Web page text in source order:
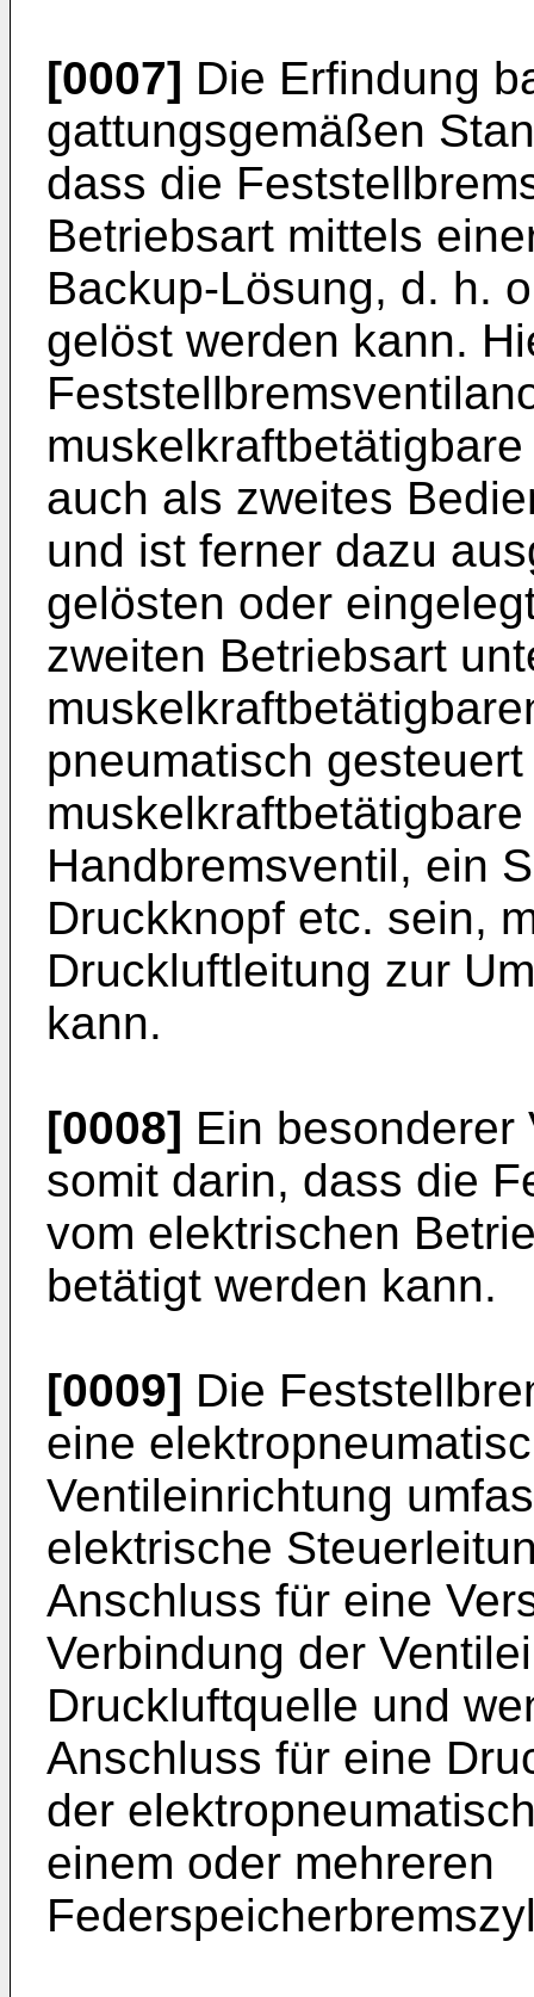
[0007] Die Erfindung
gattungsgemäßen
dass die
Betriebsart mittels
Backup-Lösung, d. h.
gelöst werden kann.
auch als zweites
und ist ferner dazu
gelösten oder
zweiten Betriebsart
pneumatisch
Handbremsventil, ein
Druckknopf etc. sein,
Druckluftleitung zur
kann.
[0008] Ein besonderer
somit darin, dass die
vom elektrischen
betätigt werden kann.
[0009] Die
eine
Ventileinrichtung
elektrische
Anschluss für eine
Verbindung der
Druckluftquelle und
Anschluss für eine
der
einem oder mehreren